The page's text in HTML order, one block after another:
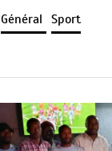
Général Sport